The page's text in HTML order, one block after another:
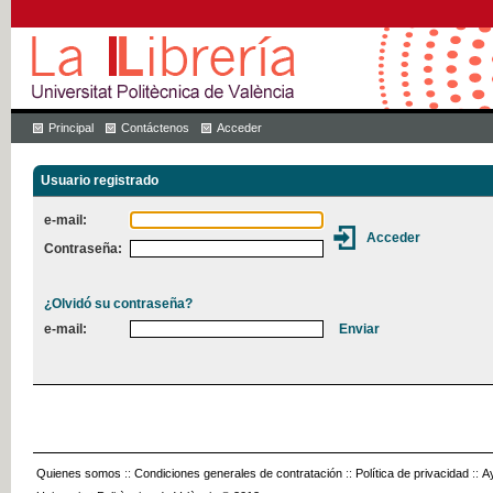
Principal Contáctenos Acceder
Usuario registrado
e-mail:
Contraseña:
¿Olvidó su contraseña?
e-mail:
Quienes somos :: Condiciones generales de contratación :: Política de privacidad ::